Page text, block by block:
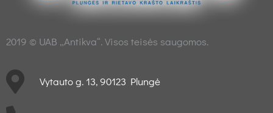
2019 © UAB „Antikva“. Visos teisės saugomos.
Vytauto g. 13, 90123 Plungė